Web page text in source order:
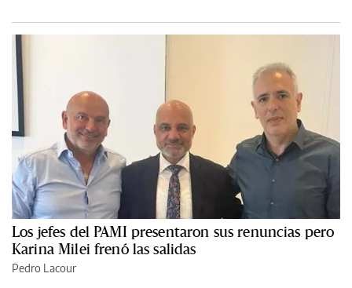
Los jefes del PAMI presentaron sus renuncias pero
Karina Milei frenó las salidas
Pedro Lacour